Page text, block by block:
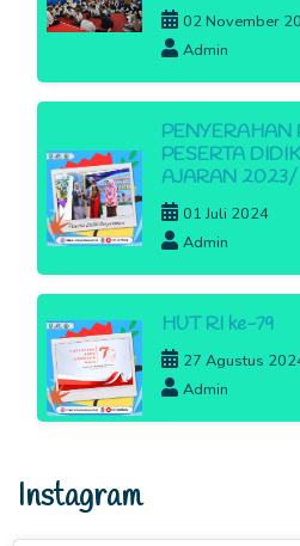
02 November
Admin
PESERTA
AJARAN
01 Juli 2024
Admin
HUT RI ke-79
27 Agustus
Admin
Instagram